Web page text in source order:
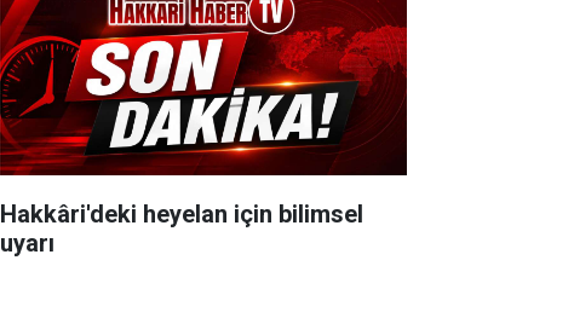
Hakkâri'deki heyelan için bilimsel
uyarı